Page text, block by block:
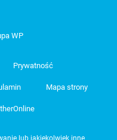
WP
Prywatność
Mapa strony
lub jakiekolwiek inne